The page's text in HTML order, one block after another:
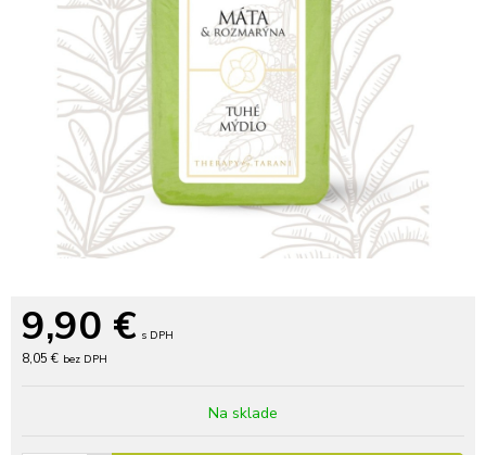
9,90 € s DPH
8,05 € bez DPH
Na sklade